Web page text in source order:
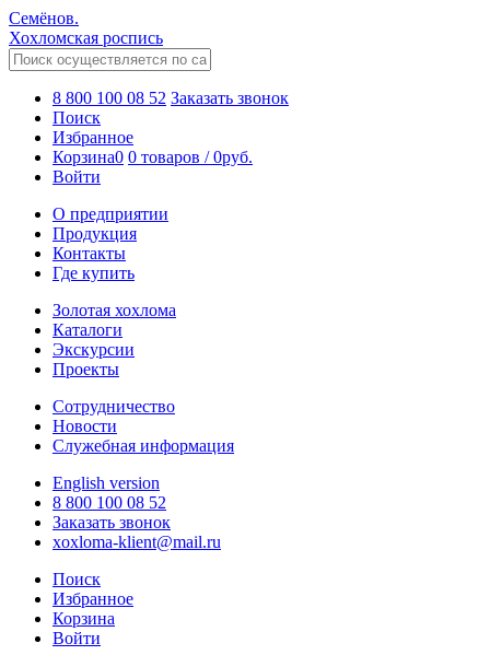
Семёнов.
Хохломская роспись
8 800 100 08 52 Заказать звонок
Поиск
Избранное
Корзина0 0 товаров /0руб.
Войти
О предприятии
Продукция
Контакты
Где купить
Золотая хохлома
Каталоги
Экскурсии
Проекты
Сотрудничество
Новости
Служебная информация
English version
8 800 100 08 52
Заказать звонок
xoxloma-klient@mail.ru
Поиск
Избранное
Корзина
Войти